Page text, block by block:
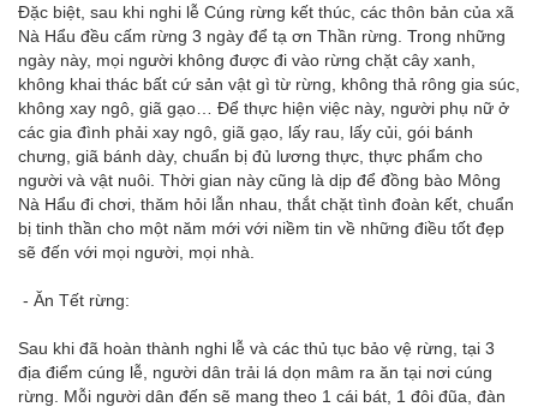
Đặc biệt, sau khi nghi lễ Cúng rừng kết thúc, các thôn bản của xã
Nà Hẩu đều cấm rừng 3 ngày để tạ ơn Thần rừng. Trong những
ngày này, mọi người không được đi vào rừng chặt cây xanh,
không khai thác bất cứ sản vật gì từ rừng, không thả rông gia súc,
không xay ngô, giã gạo… Để thực hiện việc này, người phụ nữ ở
các gia đình phải xay ngô, giã gạo, lấy rau, lấy củi, gói bánh
chưng, giã bánh dày, chuẩn bị đủ lương thực, thực phẩm cho
người và vật nuôi. Thời gian này cũng là dịp để đồng bào Mông
Nà Hẩu đi chơi, thăm hỏi lẫn nhau, thắt chặt tình đoàn kết, chuẩn
bị tinh thần cho một năm mới với niềm tin về những điều tốt đẹp
sẽ đến với mọi người, mọi nhà.
- Ăn Tết rừng:
Sau khi đã hoàn thành nghi lễ và các thủ tục bảo vệ rừng, tại 3
địa điểm cúng lễ, người dân trải lá dọn mâm ra ăn tại nơi cúng
rừng. Mỗi người dân đến sẽ mang theo 1 cái bát, 1 đôi đũa, đàn